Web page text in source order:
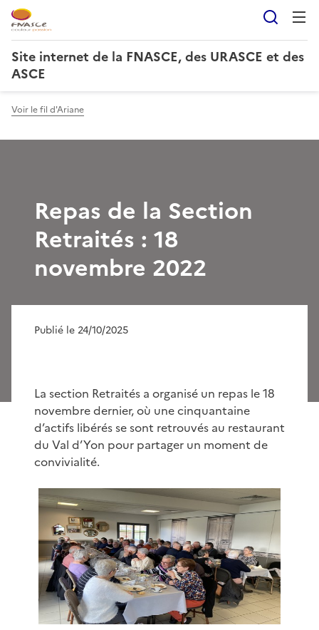
Site internet de la FNASCE, des URASCE et des
ASCE
Voir le fil d'Ariane
Repas de la Section
Retraités : 18
novembre 2022
Publié le 24/10/2025
La section Retraités a organisé un repas le 18
novembre dernier, où une cinquantaine
d’actifs libérés se sont retrouvés au restaurant
du Val d’Yon pour partager un moment de
convivialité.